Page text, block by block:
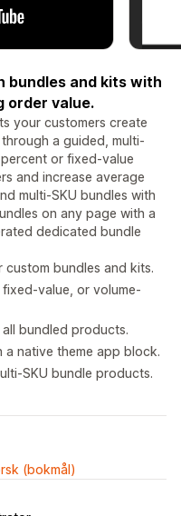
bundles and kits with
order value.
your customers create
a guided, multi-
or fixed-value
and increase average
multi-SKU bundles with
on any page with a
dedicated bundle
bundles and kits.
value, or volume-
bundled products.
a native theme app block.
SKU bundle products.
(bokmål)